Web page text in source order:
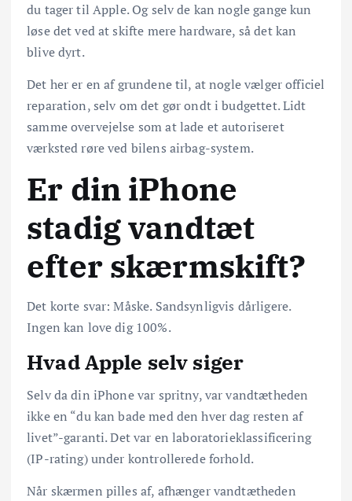
du tager til Apple. Og selv de kan nogle gange kun
løse det ved at skifte mere hardware, så det kan
blive dyrt.
Det her er en af grundene til, at nogle vælger officiel
reparation, selv om det gør ondt i budgettet. Lidt
samme overvejelse som at lade et autoriseret
værksted røre ved bilens airbag-system.
Er din iPhone
stadig vandtæt
efter skærmskift?
Det korte svar: Måske. Sandsynligvis dårligere.
Ingen kan love dig 100%.
Hvad Apple selv siger
Selv da din iPhone var spritny, var vandtætheden
ikke en “du kan bade med den hver dag resten af
livet”-garanti. Det var en laboratorieklassificering
(IP-rating) under kontrollerede forhold.
Når skærmen pilles af, afhænger vandtætheden